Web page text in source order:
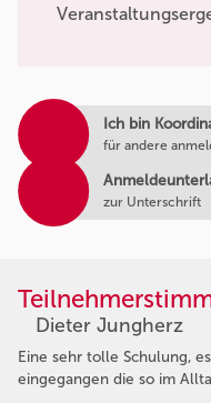
Ich bin
für andere
zur Unterschrift
Dieter Jungherz
Eine sehr tolle Schulung,
eingegangen die so im